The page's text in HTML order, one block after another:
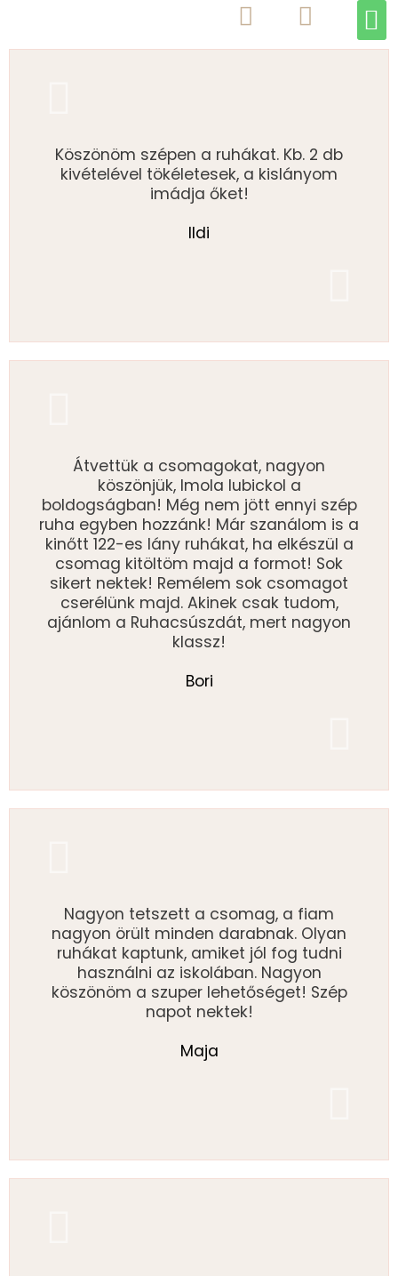
content
Köszönöm szépen a ruhákat. Kb. 2 db
kivételével tökéletesek, a kislányom
imádja őket!
Ildi
Átvettük a csomagokat, nagyon
köszönjük, Imola lubickol a
boldogságban! Még nem jött ennyi szép
ruha egyben hozzánk! Már szanálom is a
kinőtt 122-es lány ruhákat, ha elkészül a
csomag kitöltöm majd a formot! Sok
sikert nektek! Remélem sok csomagot
cserélünk majd. Akinek csak tudom,
ajánlom a Ruhacsúszdát, mert nagyon
klassz!
Bori
Nagyon tetszett a csomag, a fiam
nagyon örült minden darabnak. Olyan
ruhákat kaptunk, amiket jól fog tudni
használni az iskolában. Nagyon
köszönöm a szuper lehetőséget! Szép
napot nektek!
Maja